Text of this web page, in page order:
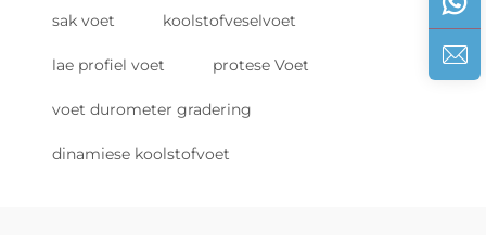
sak voet koolstofveselvoet
lae profiel voet protese Voet
voet durometer gradering
dinamiese koolstofvoet